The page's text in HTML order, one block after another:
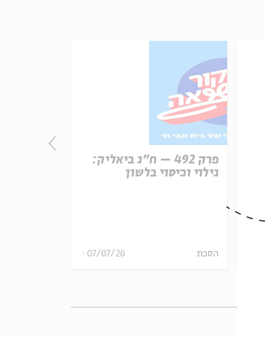
פרק 492 – ח״נ ביאליק:
גילוי וכיסוי בלשון
הסכת 07/07/26